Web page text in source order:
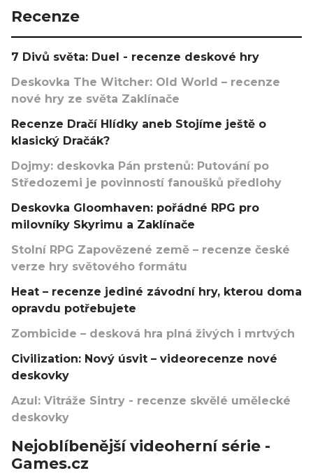
Recenze
7 Divů světa: Duel - recenze deskové hry
Deskovka The Witcher: Old World – recenze
nové hry ze světa Zaklínače
Recenze Dračí Hlídky aneb Stojíme ještě o
klasický Dračák?
Dojmy: deskovka Pán prstenů: Putování po
Středozemi je povinností fanoušků předlohy
Deskovka Gloomhaven: pořádné RPG pro
milovníky Skyrimu a Zaklínače
Stolní RPG Zapovězené země – recenze české
verze hry světového formátu
Heat – recenze jediné závodní hry, kterou doma
opravdu potřebujete
Zombicide – desková hra plná živých i mrtvých
Civilization: Nový úsvit – videorecenze nové
deskovky
Azul: Vitráže Sintry - recenze skvělé umělecké
deskovky
Nejoblíbenější videoherní série -
Games.cz